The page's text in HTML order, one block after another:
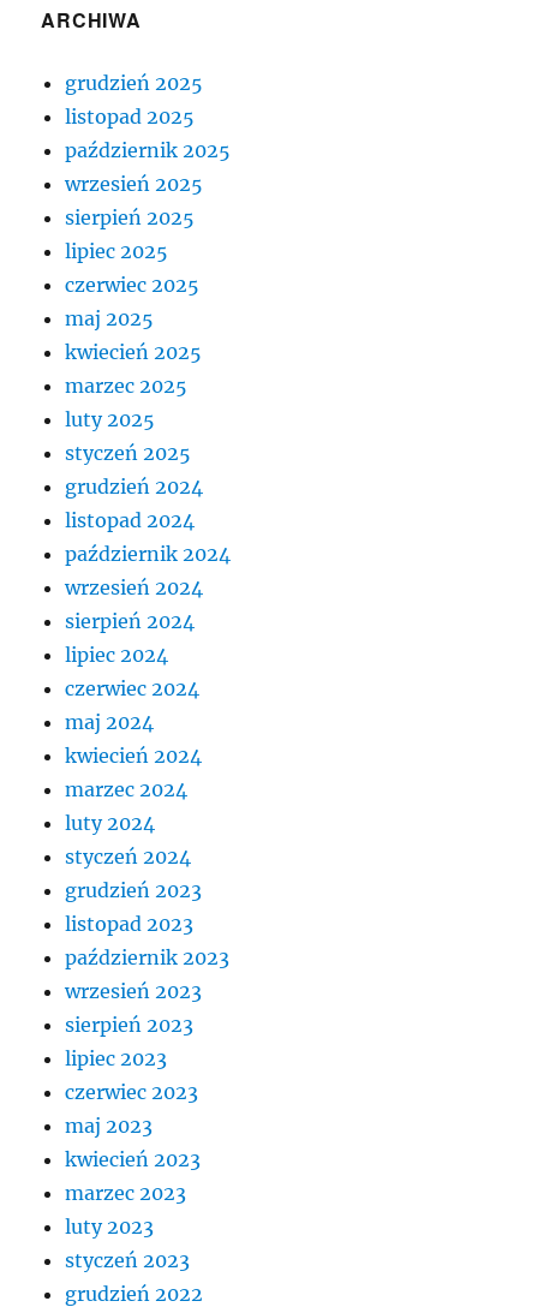
ARCHIWA
grudzień 2025
listopad 2025
październik 2025
wrzesień 2025
sierpień 2025
lipiec 2025
czerwiec 2025
maj 2025
kwiecień 2025
marzec 2025
luty 2025
styczeń 2025
grudzień 2024
listopad 2024
październik 2024
wrzesień 2024
sierpień 2024
lipiec 2024
czerwiec 2024
maj 2024
kwiecień 2024
marzec 2024
luty 2024
styczeń 2024
grudzień 2023
listopad 2023
październik 2023
wrzesień 2023
sierpień 2023
lipiec 2023
czerwiec 2023
maj 2023
kwiecień 2023
marzec 2023
luty 2023
styczeń 2023
grudzień 2022